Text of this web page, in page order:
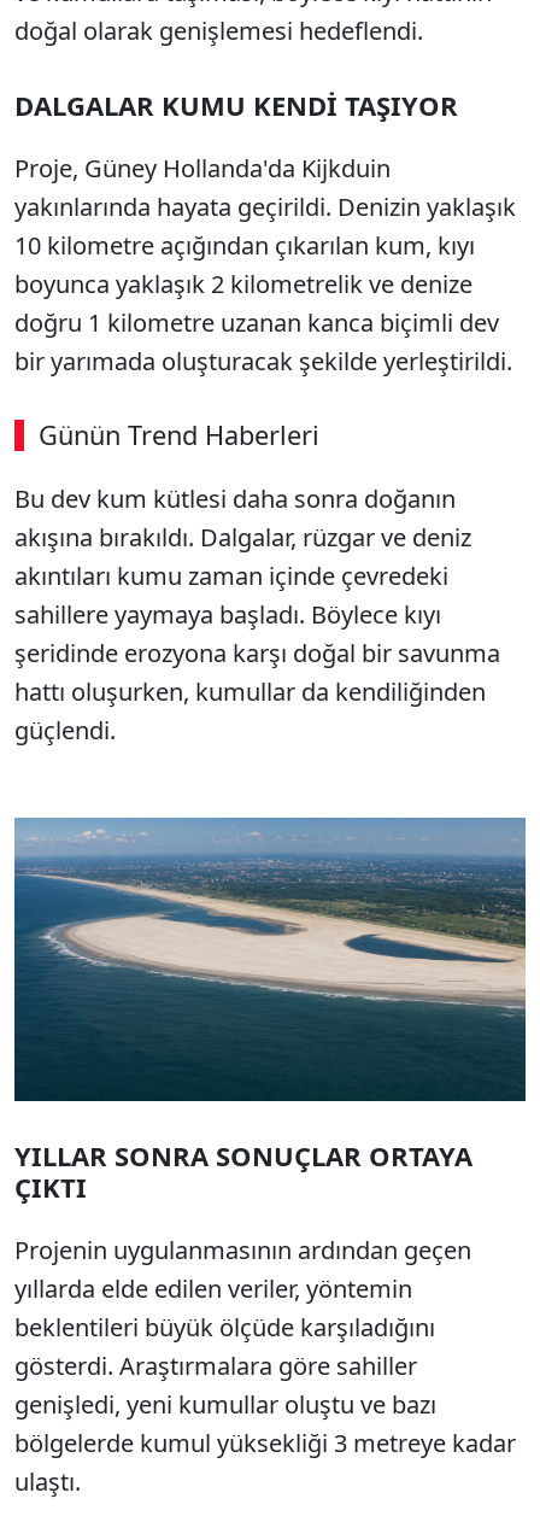
doğal olarak genişlemesi hedeflendi.
DALGALAR KUMU KENDİ TAŞIYOR
Proje, Güney Hollanda'da Kijkduin
yakınlarında hayata geçirildi. Denizin yaklaşık
10 kilometre açığından çıkarılan kum, kıyı
boyunca yaklaşık 2 kilometrelik ve denize
doğru 1 kilometre uzanan kanca biçimli dev
bir yarımada oluşturacak şekilde yerleştirildi.
Günün Trend Haberleri
00:02 / 08:15
Sesi Aç
Bu dev kum kütlesi daha sonra doğanın
akışına bırakıldı. Dalgalar, rüzgar ve deniz
akıntıları kumu zaman içinde çevredeki
sahillere yaymaya başladı. Böylece kıyı
şeridinde erozyona karşı doğal bir savunma
hattı oluşurken, kumullar da kendiliğinden
güçlendi.
YILLAR SONRA SONUÇLAR ORTAYA
ÇIKTI
Projenin uygulanmasının ardından geçen
yıllarda elde edilen veriler, yöntemin
beklentileri büyük ölçüde karşıladığını
gösterdi. Araştırmalara göre sahiller
genişledi, yeni kumullar oluştu ve bazı
bölgelerde kumul yüksekliği 3 metreye kadar
ulaştı.